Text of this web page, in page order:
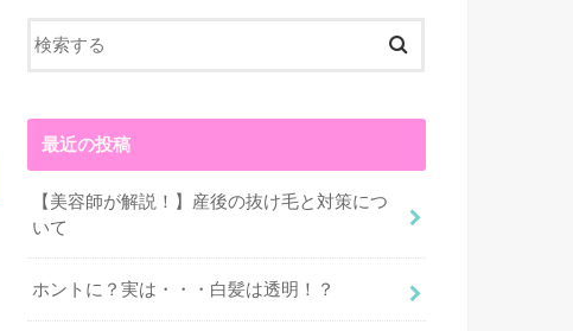
最近の投稿
【美容師が解説！】産後の抜け毛と対策につ
いて
ホントに？実は・・・白髪は透明！？